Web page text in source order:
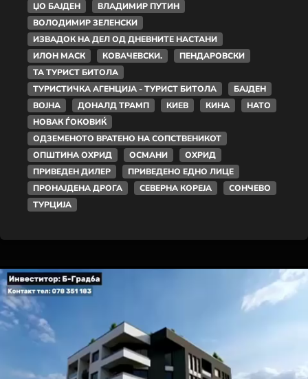
ЏО БАЈДЕН
ВЛАДИМИР ПУТИН
ВОЛОДИМИР ЗЕЛЕНСКИ
ИЗВАДОК НА ДЕЛ ОД ДНЕВНИТЕ НАСТАНИ
ИЛОН МАСК
КОВАЧЕВСКИ.
ПЕНДАРОВСКИ
ТА ТУРИСТ БИТОЛА
ТУРИСТИЧКА АГЕНЦИЈА - ТУРИСТ БИТОЛА
БАЈДЕН
ВОЈНА
ДОНАЛД ТРАМП КИЕВ КИНА
НАТО
НОВАК ЃОКОВИЌ
ОДЗЕМЕНОТО ВРАТЕНО НА СОПСТВЕНИКОТ
ОПШТИНА ОХРИД
ОСМАНИ
ОХРИД
ПРИВЕДЕН ДИЛЕР
ПРИВЕДЕНО ЕДНО ЛИЦЕ
ПРОНАЈДЕНА ДРОГА
СЕВЕРНА КОРЕЈА
СОНЧЕВО
ТУРЦИЈА